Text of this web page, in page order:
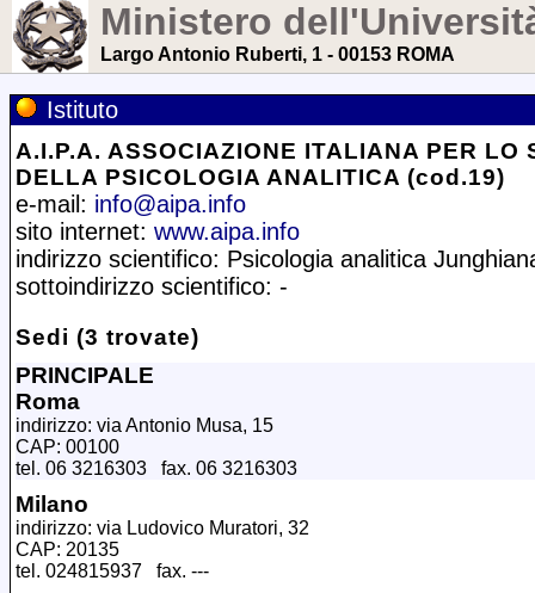
Ministero
Largo Antonio Ruberti, 1 - 00153 ROMA
Istituto
A.I.P.A. ASSOCIAZIONE ITALIANA PER LO
DELLA PSICOLOGIA ANALITICA (cod.19)
e-mail: info@aipa.info
sito internet: www.aipa.info
indirizzo scientifico: Psicologia analitica
sottoindirizzo scientifico: -
Sedi (3 trovate)
PRINCIPALE
Roma
indirizzo: via Antonio Musa, 15
CAP: 00100
tel. 06 3216303 fax. 06 3216303
Milano
indirizzo: via Ludovico Muratori, 32
CAP: 20135
tel. 024815937 fax. ---